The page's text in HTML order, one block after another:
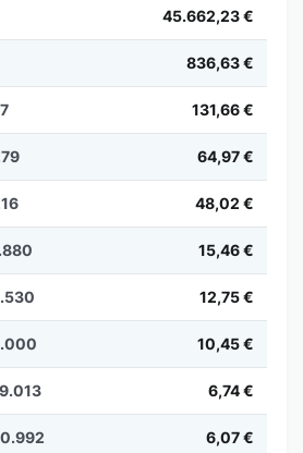
45.662,23 €
836,63 €
131,66 €
64,97 €
48,02 €
15,46 €
12,75 €
10,45 €
6,74 €
6,07 €